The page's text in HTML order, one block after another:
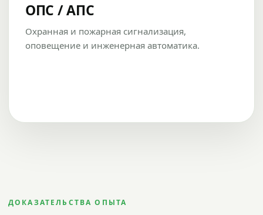
ОПС / АПС
Охранная и пожарная сигнализация,
оповещение и инженерная автоматика.
ДОКАЗАТЕЛЬСТВА ОПЫТА